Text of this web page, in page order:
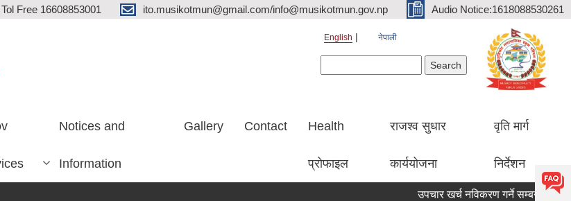
Free 16608853001 ito.musikotmun@gmail.com/info@musikotmun.gov.np Audio Notice:1618088530261
English नेपाली
Notices and
Information
Gallery Contact Health
प्रोफाइल
राजश्व सुधार
कार्ययोजना
वृति मार्ग
निर्देशन
उपचार खर्च नविकरण गर्ने सम्बन्धमा